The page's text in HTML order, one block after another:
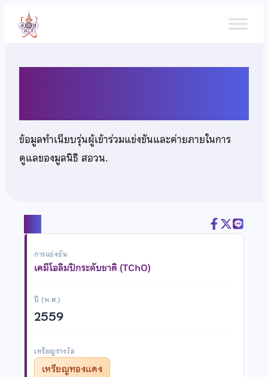
เนื้อหา
ข้อมูลทำเนียบรุ่นผู้เข้าร่วมแข่งขันและค่ายภายในการ
ดูแลของมูลนิธิ สอวน.
การแข่งขัน
เคมีโอลิมปิกระดับชาติ (TChO)
ปี (พ.ศ.)
2559
เหรียญรางวัล
เหรียญทองแดง